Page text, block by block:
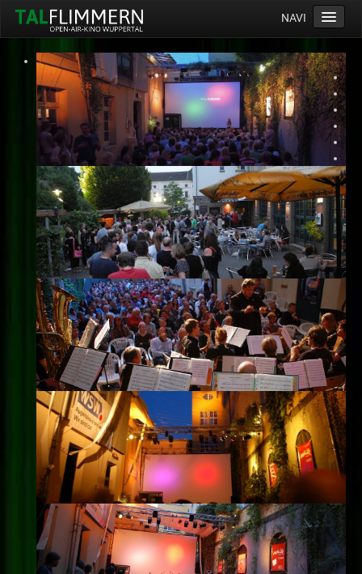
NAVI
Home
Programm
Service
Ticketinfos
Ort
Anreise
Wetter
Kinogutschein
Konzept
Archiv
Kontakt
Impressum
Datenschutz